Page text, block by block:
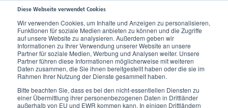
Diese Webseite verwendet Cookies
Wir verwenden Cookies, um Inhalte und Anzeigen zu personalisieren,
Funktionen für soziale Medien anbieten zu können und die Zugriffe
auf unsere Website zu analysieren. Außerdem geben wir
Informationen zu Ihrer Verwendung unserer Website an unsere
Partner für soziale Medien, Werbung und Analysen weiter. Unsere
Partner führen diese Informationen möglicherweise mit weiteren
Daten zusammen, die Sie ihnen bereitgestellt haben oder die sie im
Rahmen Ihrer Nutzung der Dienste gesammelt haben.
Bitte beachten Sie, dass es bei den nicht-essentiellen Diensten zu
einer Übermittlung ihrer personenbezogenen Daten in Drittländer
außerhalb von EU und EWR kommen kann. In einigen Drittländern
Home Anwendungsgebiete Schwangerschaft